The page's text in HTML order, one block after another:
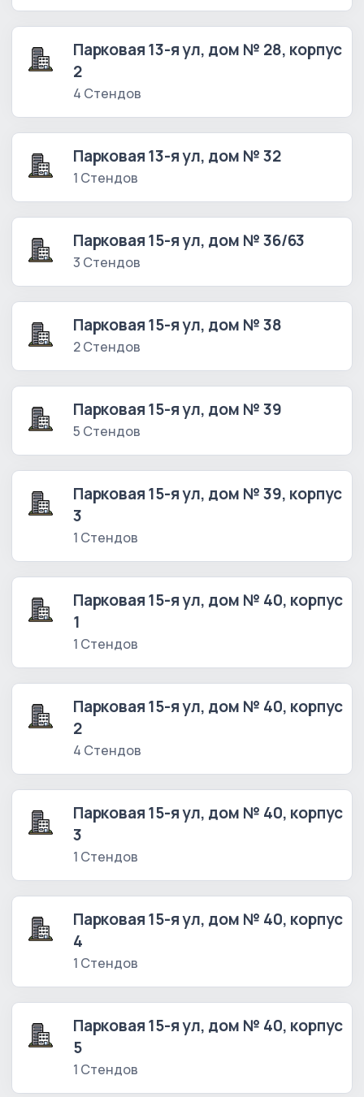
Парковая 13-я ул, дом № 28, корпус
2
4 Стендов
Парковая 13-я ул, дом № 32
1 Стендов
Парковая 15-я ул, дом № 36/63
3 Стендов
Парковая 15-я ул, дом № 38
2 Стендов
Парковая 15-я ул, дом № 39
5 Стендов
Парковая 15-я ул, дом № 39, корпус
3
1 Стендов
Парковая 15-я ул, дом № 40, корпус
1
1 Стендов
Парковая 15-я ул, дом № 40, корпус
2
4 Стендов
Парковая 15-я ул, дом № 40, корпус
3
1 Стендов
Парковая 15-я ул, дом № 40, корпус
4
1 Стендов
Парковая 15-я ул, дом № 40, корпус
5
1 Стендов